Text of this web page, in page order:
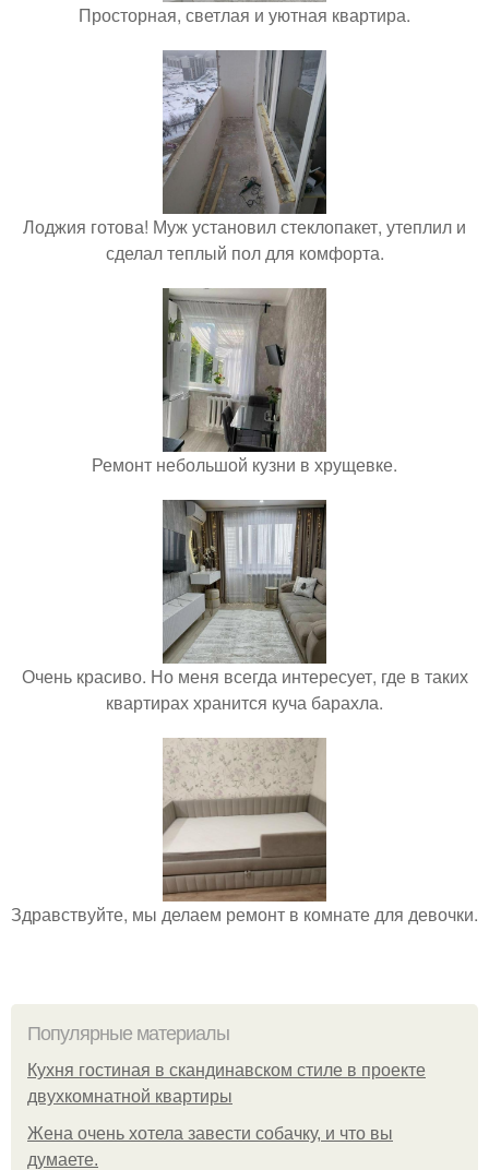
Просторная, светлая и уютная квартира.
Лоджия готова! Муж установил стеклопакет, утеплил и
сделал теплый пол для комфорта.
Ремонт небольшой кузни в хрущевке.
Очень красиво. Но меня всегда интересует, где в таких
квартирах хранится куча барахла.
Здравствуйте, мы делаем ремонт в комнате для девочки.
Популярные материалы
Кухня гостиная в скандинавском стиле в проекте
двухкомнатной квартиры
Жена очень хотела завести собачку, и что вы
думаете.